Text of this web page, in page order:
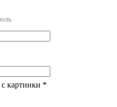
картинки *